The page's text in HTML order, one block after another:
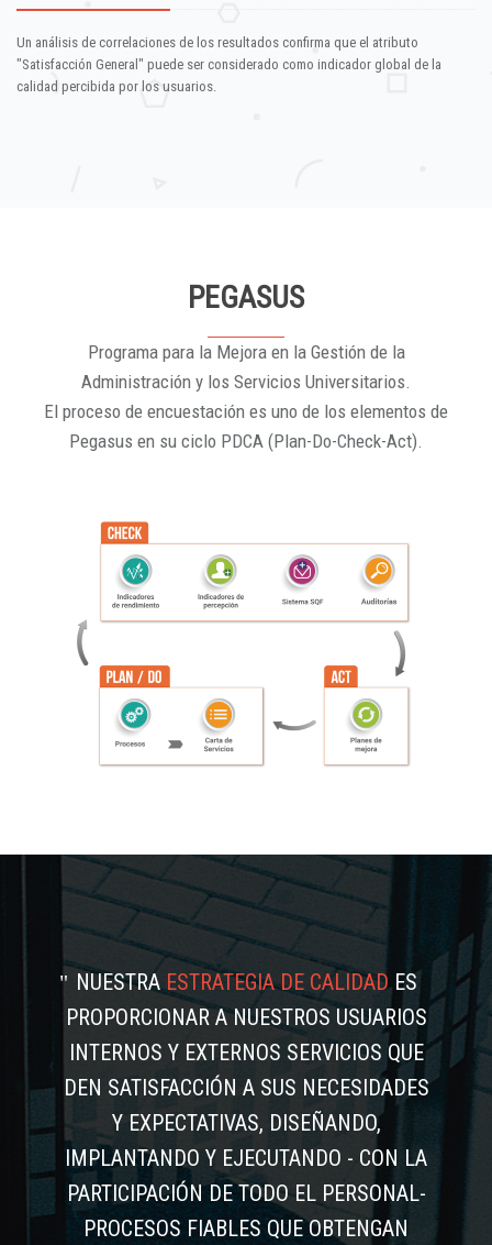
Un análisis de correlaciones de los resultados confirma que el atributo
"Satisfacción General" puede ser considerado como indicador global de la
calidad percibida por los usuarios.
PEGASUS
Programa para la Mejora en la Gestión de la
Administración y los Servicios Universitarios.
El proceso de encuestación es uno de los elementos de
Pegasus en su ciclo PDCA (Plan-Do-Check-Act).
NUESTRAESTRATEGIA DE CALIDADES
PROPORCIONAR A NUESTROS USUARIOS
INTERNOS Y EXTERNOS SERVICIOS QUE
DEN SATISFACCIÓN A SUS NECESIDADES
Y EXPECTATIVAS, DISEÑANDO,
IMPLANTANDO Y EJECUTANDO - CON LA
PARTICIPACIÓN DE TODO EL PERSONAL-
PROCESOS FIABLES QUE OBTENGAN